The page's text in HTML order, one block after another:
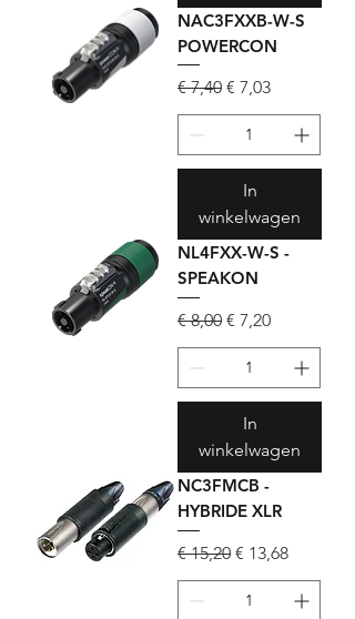
NAC3FXXB-W-S
POWERCON
Normale prijs
€ 7,40 Verkoopprijs
€ 7,03
In
winkelwagen
NL4FXX-W-S -
SPEAKON
Normale prijs
€ 8,00 Verkoopprijs
€ 7,20
In
winkelwagen
NC3FMCB -
HYBRIDE XLR
Normale prijs
€ 15,20 Verkoopprijs
€ 13,68